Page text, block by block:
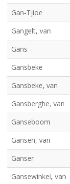
Gan-Tjioe
Gangelt, van
Gans
Gansbeke
Gansbeke, van
Gansberghe, van
Ganseboom
Gansen, van
Ganser
Gansewinkel, van